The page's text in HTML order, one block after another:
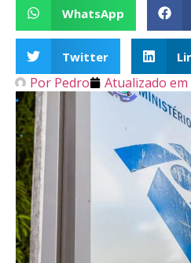
WhatsApp
Twitter
Por Pedro Atualizado em